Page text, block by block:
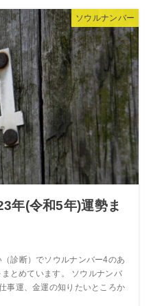
ソウルナンバー
年(令和5年)運勢ま
診断）でソウルナンバー4のあ
とめています。 ソウルナンバ
事運、金運の知りたいところか